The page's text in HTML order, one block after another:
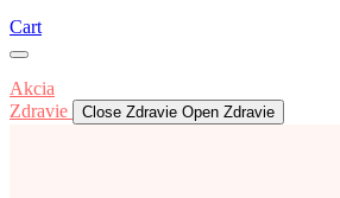
Cart
Akcia
Zdravie
Close Zdravie Open Zdravie